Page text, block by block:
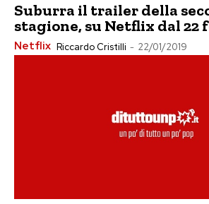
Suburra il trailer della
stagione, su Netflix dal 22
Netflix Riccardo Cristilli - 22/01/2019